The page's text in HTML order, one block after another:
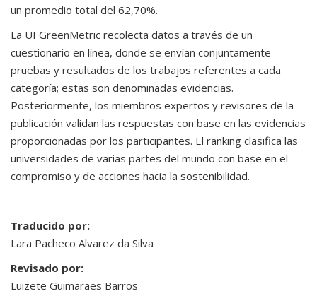
un promedio total del 62,70%.
La UI GreenMetric recolecta datos a través de un
cuestionario en línea, donde se envían conjuntamente
pruebas y resultados de los trabajos referentes a cada
categoría; estas son denominadas evidencias.
Posteriormente, los miembros expertos y revisores de la
publicación validan las respuestas con base en las evidencias
proporcionadas por los participantes. El ranking clasifica las
universidades de varias partes del mundo con base en el
compromiso y de acciones hacia la sostenibilidad.
Traducido por:
Lara Pacheco Alvarez da Silva
Revisado por:
Luizete Guimarães Barros